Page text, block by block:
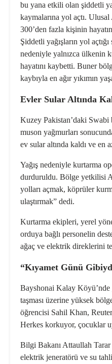
bu yana etkili olan şiddetli
kaymalarına yol açtı.
300’den fazla kişinin
Şiddetli yağışların yol
nedeniyle yalnızca ülkenin
hayatını kaybetti. Buner
kaybıyla en ağır yıkımın
Evler Sular Altında
Kuzey Pakistan’daki
muson yağmurları
ev sular altında kaldı ve en
Yağış nedeniyle kurtarma
durduruldu. Bölge yetkilisi
yolları açmak, köprüler
ulaştırmak” dedi.
Kurtarma ekipleri, yerel
orduya bağlı personelin
ağaç ve elektrik direklerini
“Kıyamet Günü
Bayshonai Kalay Köyü’nde
taşması üzerine yüksek
öğrencisi Sahil Khan,
Herkes korkuyor, çocuklar
Bilgi Bakanı Attaullah Tarar
elektrik jeneratörü ve su